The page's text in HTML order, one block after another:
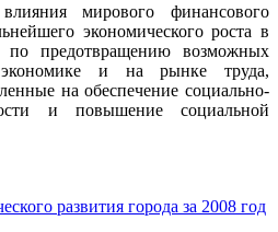
мирового финансового
экономического роста в
предотвращению возможных
и на рынке труда,
на обеспечение социально-
и повышение социальной
развития города за 2008 год